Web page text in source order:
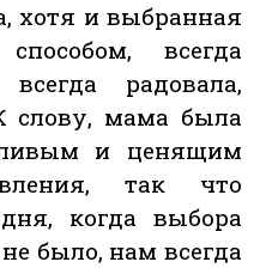
хотя и выбранная
всегда
радовала,
слову, мама была
и ценящим
так что
когда выбора
было, нам всегда